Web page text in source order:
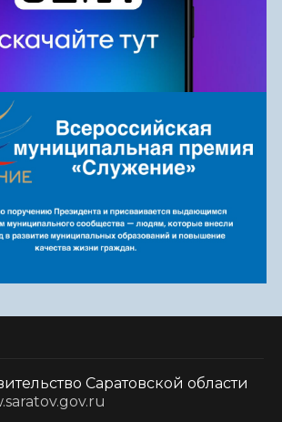
Саратовской области